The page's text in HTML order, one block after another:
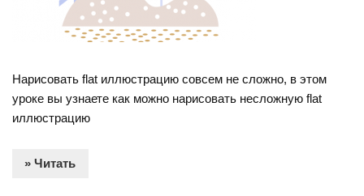
Нарисовать flat иллюстрацию совсем не сложно, в этом
уроке вы узнаете как можно нарисовать несложную flat
иллюстрацию
» Читать